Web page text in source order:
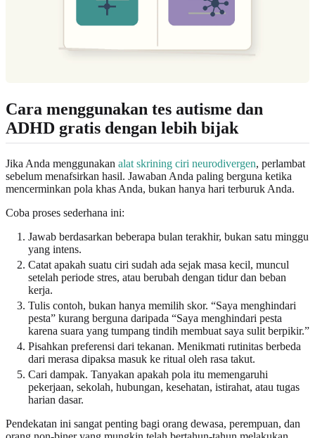
Cara menggunakan tes autisme dan
ADHD gratis dengan lebih bijak
Jika Anda menggunakan alat skrining ciri neurodivergen, perlambat
sebelum menafsirkan hasil. Jawaban Anda paling berguna ketika
mencerminkan pola khas Anda, bukan hanya hari terburuk Anda.
Coba proses sederhana ini:
Jawab berdasarkan beberapa bulan terakhir, bukan satu minggu
yang intens.
Catat apakah suatu ciri sudah ada sejak masa kecil, muncul
setelah periode stres, atau berubah dengan tidur dan beban
kerja.
Tulis contoh, bukan hanya memilih skor. “Saya menghindari
pesta” kurang berguna daripada “Saya menghindari pesta
karena suara yang tumpang tindih membuat saya sulit berpikir.”
Pisahkan preferensi dari tekanan. Menikmati rutinitas berbeda
dari merasa dipaksa masuk ke ritual oleh rasa takut.
Cari dampak. Tanyakan apakah pola itu memengaruhi
pekerjaan, sekolah, hubungan, kesehatan, istirahat, atau tugas
harian dasar.
Pendekatan ini sangat penting bagi orang dewasa, perempuan, dan